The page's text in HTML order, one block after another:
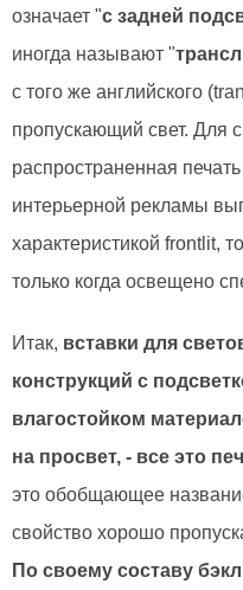
означает "с задней
иногда называют "
с того же английского
пропускающий свет. Для
распространенная
интерьерной рекламы
характеристикой frontlit,
только когда освещено
Итак, вставки для
конструкций с
влагостойком
на просвет, - все это
это обобщающее
свойство хорошо
По своему составу